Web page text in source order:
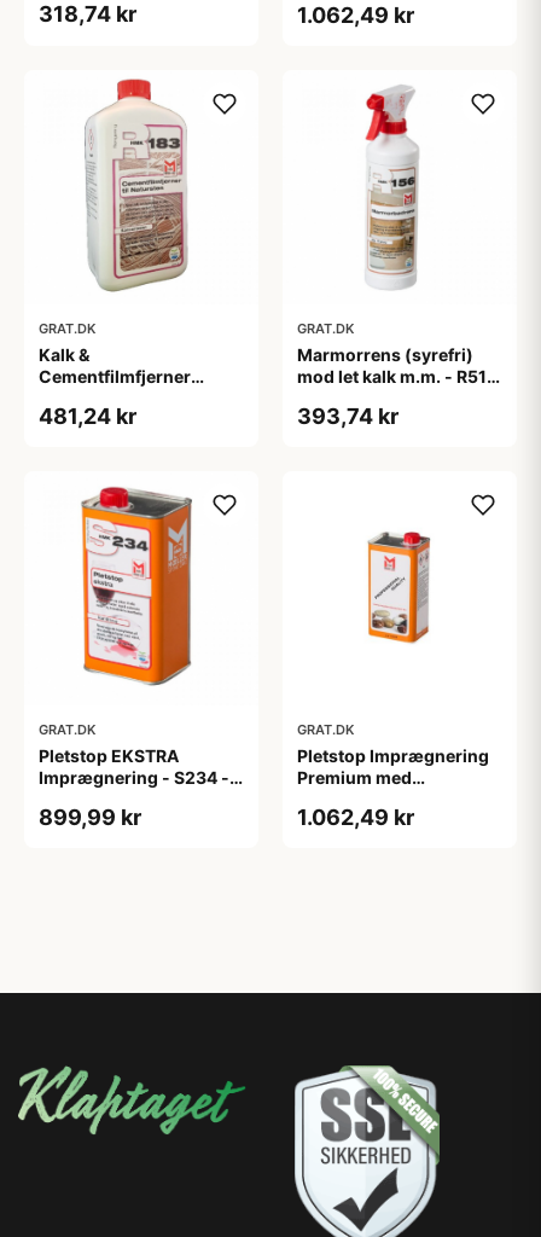
318,74 kr 1.062,49 kr
GRAT.DK
Kalk &
Cementfilmfjerner
1000 ml
481,24 kr
GRAT.DK
Marmorrens (syrefri)
mod let kalk m.m. - R516
393,74 kr
GRAT.DK
Pletstop EKSTRA
Imprægnering - S234 -
899,99 kr
GRAT.DK
Pletstop Imprægnering
Premium med
1000 ml
1.062,49 kr